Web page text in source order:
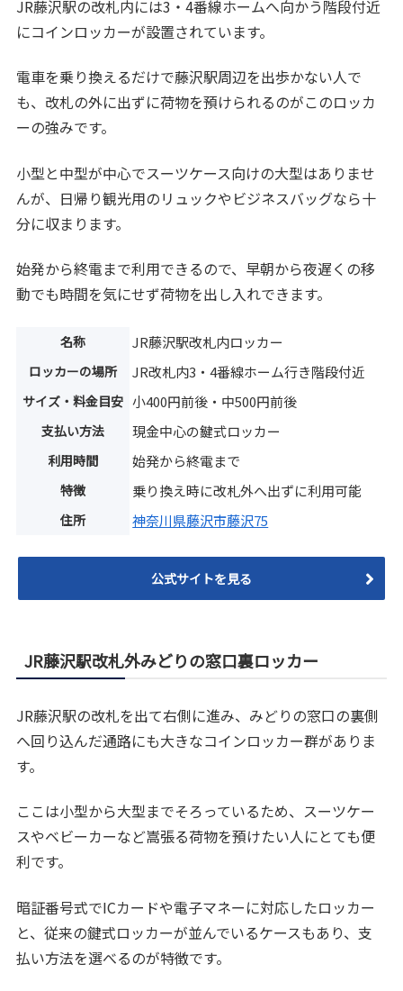
JR藤沢駅の改札内には3・4番線ホームへ向かう階段付近
にコインロッカーが設置されています。
電車を乗り換えるだけで藤沢駅周辺を出歩かない人で
も、改札の外に出ずに荷物を預けられるのがこのロッカ
ーの強みです。
小型と中型が中心でスーツケース向けの大型はありませ
んが、日帰り観光用のリュックやビジネスバッグなら十
分に収まります。
始発から終電まで利用できるので、早朝から夜遅くの移
動でも時間を気にせず荷物を出し入れできます。
名称 JR藤沢駅改札内ロッカー
ロッカーの場所 JR改札内3・4番線ホーム行き階段付近
サイズ・料金目安 小400円前後・中500円前後
支払い方法 現金中心の鍵式ロッカー
利用時間 始発から終電まで
特徴 乗り換え時に改札外へ出ずに利用可能
住所 神奈川県藤沢市藤沢75
公式サイトを見る
JR藤沢駅改札外みどりの窓口裏ロッカー
JR藤沢駅の改札を出て右側に進み、みどりの窓口の裏側
へ回り込んだ通路にも大きなコインロッカー群がありま
す。
ここは小型から大型までそろっているため、スーツケー
スやベビーカーなど嵩張る荷物を預けたい人にとても便
利です。
暗証番号式でICカードや電子マネーに対応したロッカー
と、従来の鍵式ロッカーが並んでいるケースもあり、支
払い方法を選べるのが特徴です。